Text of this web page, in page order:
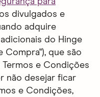
divulgados e
adquire
do Hinge
Compra"), que são
e Condições
não desejar ficar
e Condições,